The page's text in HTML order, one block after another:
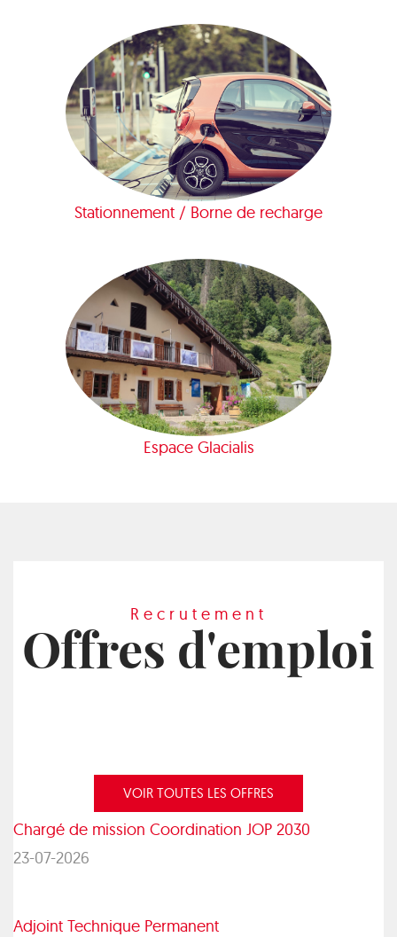
Stationnement / Borne de recharge
Espace Glacialis
Recrutement
Offres d'emploi
VOIR TOUTES LES OFFRES
Chargé de mission Coordination JOP 2030
23-07-2026
Adjoint Technique Permanent